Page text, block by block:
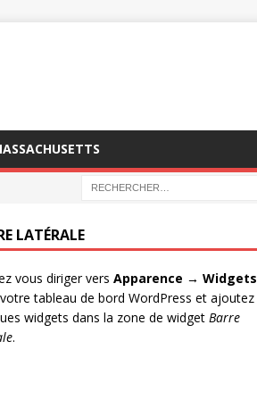
LATÉRALE
vous diriger vers Apparence → Widgets
tableau de bord WordPress et ajoutez
widgets dans la zone de widget Barre
.